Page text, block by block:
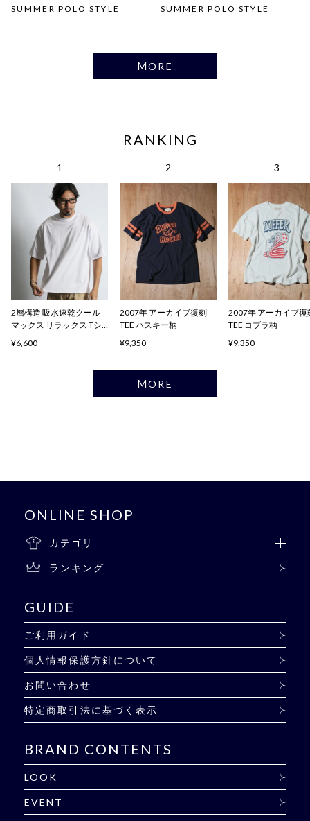
SUMMER POLO STYLE SUMMER POLO STYLE
MORE
RANKING
2層構造 吸水速乾クール
マックス リラックス Tシ
¥6,600
2007年 アーカイブ復刻
TEE ハスキー柄
¥9,350
2007年 アーカイブ復
TEE コブラ柄
¥9,350
MORE
ONLINE SHOP
カテゴリ
ランキング
GUIDE
ご利用ガイド
個人情報保護方針について
お問い合わせ
特定商取引法に基づく表示
BRAND CONTENTS
LOOK
EVENT